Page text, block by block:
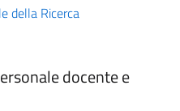
della Ricerca
docente e